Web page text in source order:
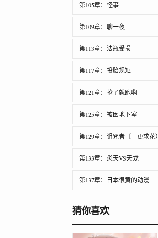
第105章：怪事
第109章：聊一夜
第113章：法瓶受损
第117章：投胎规矩
第121章：抢了就跑啊
第125章：被困地下室
第129章：诅咒者〔一更求花）
第133章：炎天VS天龙
第137章：日本很黄的动漫
猜你喜欢